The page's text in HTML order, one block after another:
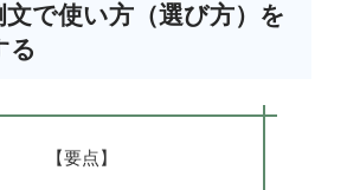
で使い方（選び方）を
る
【要点】